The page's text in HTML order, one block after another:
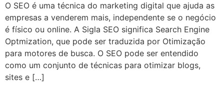
O SEO é uma técnica do marketing digital que ajuda as
empresas a venderem mais, independente se o negócio
é físico ou online. A Sigla SEO significa Search Engine
Optmization, que pode ser traduzida por Otimização
para motores de busca. O SEO pode ser entendido
como um conjunto de técnicas para otimizar blogs,
sites e […]